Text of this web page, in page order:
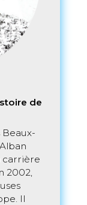
de
carrière
2002,
Il